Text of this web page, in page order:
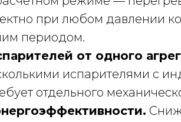
при любом давлении
периодом.
от одного
испарителями с
отдельного